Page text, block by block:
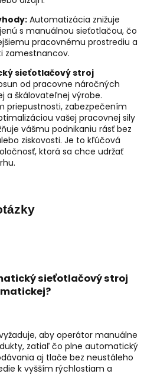
Automatizácia znižuje
s manuálnou sieťotlačou, čo
pracovnému prostrediu a
zamestnancov.
sieťotlačový stroj
od pracovne náročných
a škálovateľnej výrobe.
priepustnosti, zabezpečením
vašej pracovnej sily
vášmu podnikaniu rásť bez
ziskovosti. Je to kľúčová
ktorá sa chce udržať
sieťotlačový stroj
aby operátor manuálne
zatiaľ čo plne automatický
aj tlače bez neustáleho
k vyšším rýchlostiam a